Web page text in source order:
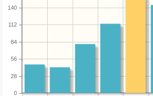
0
28
56
84
112
140